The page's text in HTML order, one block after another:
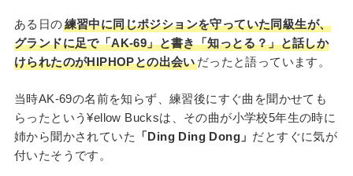
ある日の練習中に同じポジションを守っていた同級生が、
グランドに足で「AK-69」と書き「知っとる？」と話しか
けられたのがHIPHOPとの出会いだったと語っています。
当時AK-69の名前を知らず、練習後にすぐ曲を聞かせても
らったという¥ellow Bucksは、その曲が小学校5年生の時に
姉から聞かされていた
「Ding Ding Dong」 だとすぐに気が
付いたそうです。